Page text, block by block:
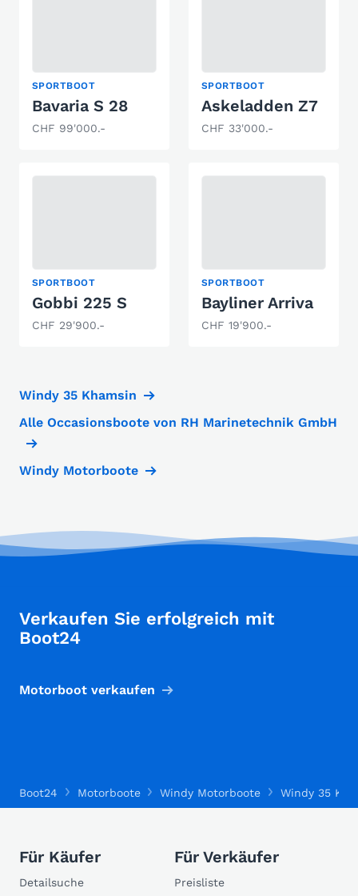
SPORTBOOT
Bavaria S 28
CHF 99'000.-
SPORTBOOT
Askeladden Z7
CHF 33'000.-
SPORTBOOT
Gobbi 225 S
CHF 29'900.-
SPORTBOOT
Bayliner Arriva
CHF 19'900.-
Windy 35 Khamsin
Alle Occasionsboote von RH Marinetechnik GmbH
Windy Motorboote
Verkaufen Sie erfolgreich mit
Boot24
Motorboot verkaufen
Boot24 Motorboote Windy Motorboote Windy 35
Für Käufer
Detailsuche
Für Verkäufer
Preisliste